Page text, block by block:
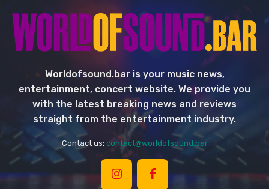
Worldofsound.bar is your music news,
entertainment, concert website. We provide you
with the latest breaking news and reviews
straight from the entertainment industry.
Contact us: contact@worldofsound.bar